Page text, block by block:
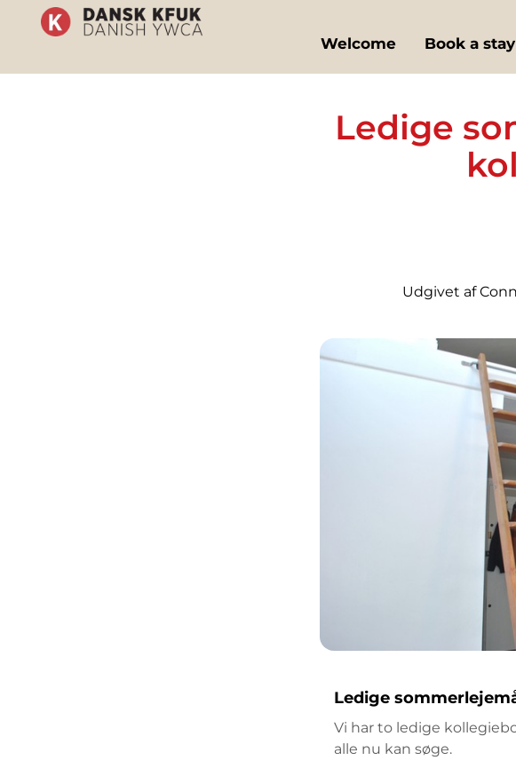
Welcome Book a stay
Ledige
Udgivet af
Ledige
Vi har to ledige
alle nu kan søge.